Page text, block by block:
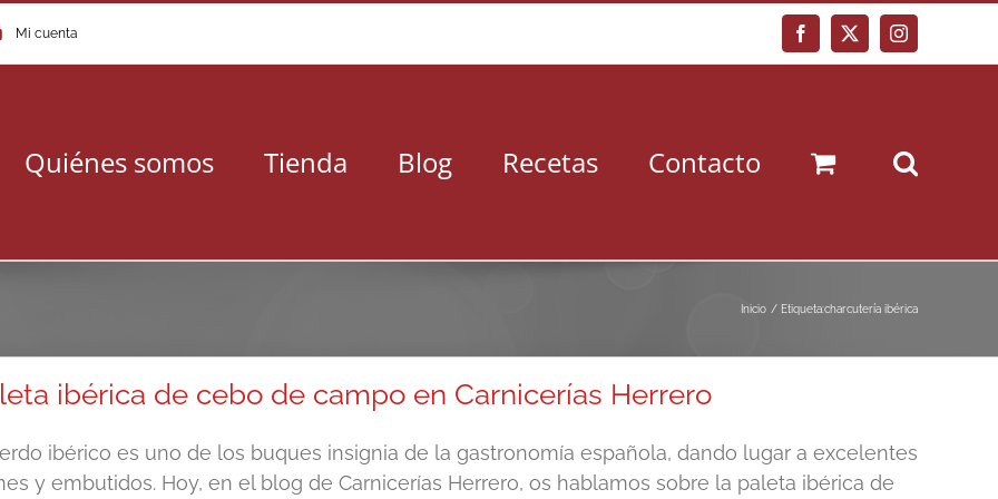
Mi cuenta Facebook
X Instagram
Quiénes somos Tienda Blog Recetas Contacto
Inicio Etiqueta:charcutería ibérica
ibérica de cebo de campo en Carnicerías Herrero
ibérico es uno de los buques insignia de la gastronomía española, dando lugar a excelentes
y embutidos. Hoy, en el blog de Carnicerías Herrero, os hablamos sobre la paleta ibérica de